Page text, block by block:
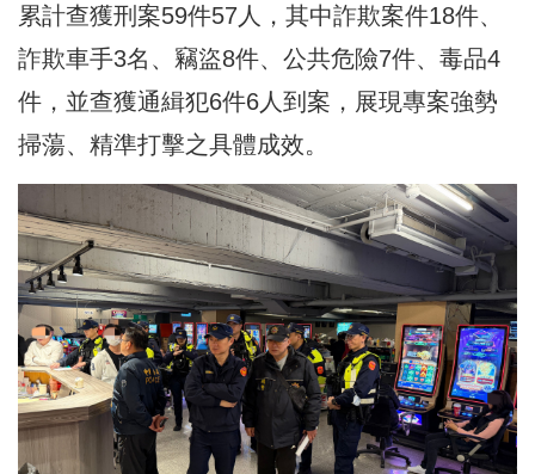
累計查獲刑案59件57人，其中詐欺案件18件、
詐欺車手3名、竊盜8件、公共危險7件、毒品4
件，並查獲通緝犯6件6人到案，展現專案強勢
掃蕩、精準打擊之具體成效。